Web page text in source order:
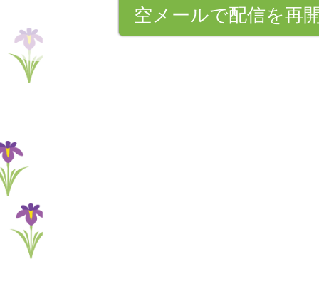
空メールで配信を再